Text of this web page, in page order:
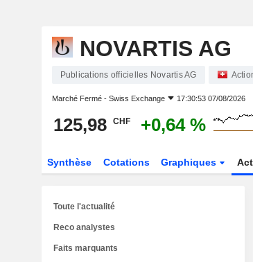
NOVARTIS AG
Publications officielles Novartis AG
Marché Fermé - Swiss Exchange 17:30:53 07/08/2026
125,98 CHF +0,64 %
Synthèse Cotations Graphiques
Toute l'actualité
Reco analystes
Faits marquants